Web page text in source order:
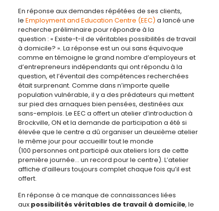
En réponse aux demandes répétées de ses clients,
le Employment and Education Centre (EEC) a lancé une
recherche préliminaire pour répondre à la
question : « Existe-t-il de véritables possibilités de travail
à domicile? ». La réponse est un oui sans équivoque
comme en témoigne le grand nombre d’employeurs et
d’entrepreneurs indépendants qui ont répondu à la
question, et l’éventail des compétences recherchées
était surprenant. Comme dans n’importe quelle
population vulnérable, il y a des prédateurs qui mettent
sur pied des arnaques bien pensées, destinées aux
sans-emplois. Le EEC a offert un atelier d’introduction à
Brockville, ON et la demande de participation a été si
élevée que le centre a dû organiser un deuxième atelier
le même jour pour accueillir tout le monde
(100 personnes ont participé aux ateliers lors de cette
première journée… un record pour le centre). L’atelier
affiche d’ailleurs toujours complet chaque fois qu’il est
offert.
En réponse à ce manque de connaissances liées
aux possibilités véritables de travail à domicile, le